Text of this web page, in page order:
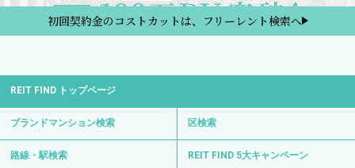
初回契約金のコストカットは、フリーレント検索へ
REIT FIND トップページ
ブランドマンション検索 区検索
路線・駅検索 REIT FIND 5大キャンペーン